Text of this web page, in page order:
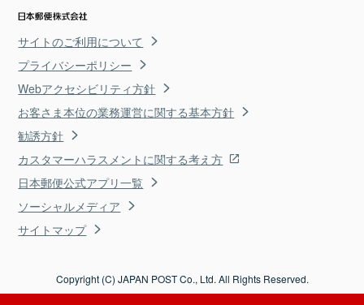
サイトのご利用について
プライバシーポリシー
Webアクセシビリティ方針
お客さま本位の業務運営に関する基本方針
勧誘方針
カスタマーハラスメントに関する考え方
日本郵便公式アプリ一覧
ソーシャルメディア
サイトマップ
Copyright (C) JAPAN POST Co., Ltd. All Rights Reserved.